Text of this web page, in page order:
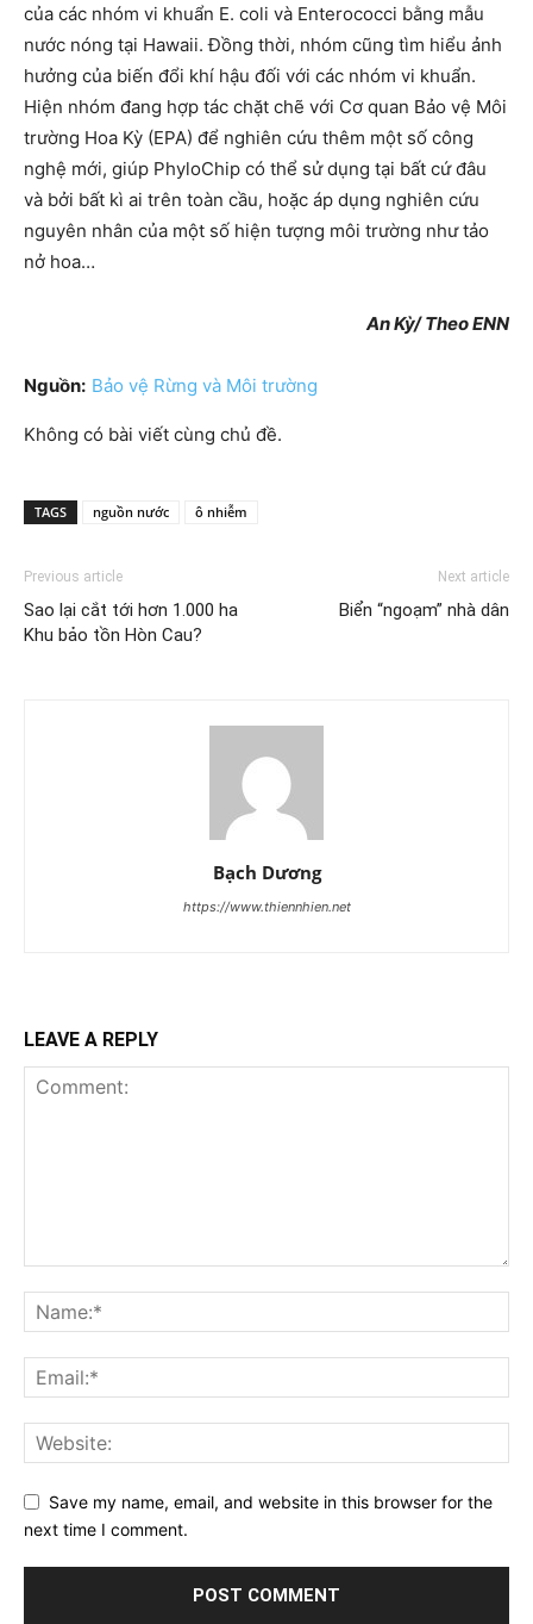
của các nhóm vi khuẩn E. coli và Enterococci bằng mẫu
nước nóng tại Hawaii. Đồng thời, nhóm cũng tìm hiểu ảnh
hưởng của biến đổi khí hậu đối với các nhóm vi khuẩn.
Hiện nhóm đang hợp tác chặt chẽ với Cơ quan Bảo vệ Môi
trường Hoa Kỳ (EPA) để nghiên cứu thêm một số công
nghệ mới, giúp PhyloChip có thể sử dụng tại bất cứ đâu
và bởi bất kì ai trên toàn cầu, hoặc áp dụng nghiên cứu
nguyên nhân của một số hiện tượng môi trường như tảo
nở hoa…
An Kỳ/ Theo ENN
Nguồn: Bảo vệ Rừng và Môi trường
Không có bài viết cùng chủ đề.
TAGS nguồn nước ô nhiễm
Previous article
Sao lại cắt tới hơn 1.000 ha
Khu bảo tồn Hòn Cau?
Next article
Biển “ngoạm” nhà dân
Bạch Dương
https://www.thiennhien.net
LEAVE A REPLY
Save my name, email, and website in this browser for the
next time I comment.